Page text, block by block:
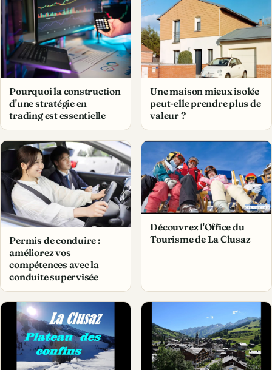
Pourquoi la construction
d'une stratégie en
trading est essentielle
Une maison mieux isolée
peut-elle prendre plus de
valeur ?
Permis de conduire :
améliorez vos
compétences avec la
conduite supervisée
Découvrez l'Office du
Tourisme de La Clusaz